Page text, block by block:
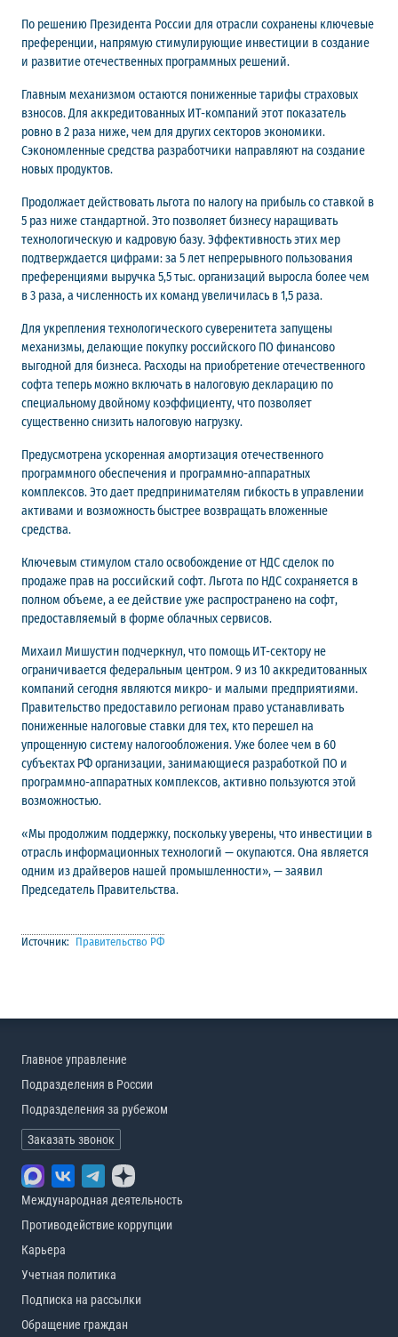
По решению Президента России для отрасли сохранены ключевые
преференции, напрямую стимулирующие инвестиции в создание
и развитие отечественных программных решений.
Главным механизмом остаются пониженные тарифы страховых
взносов. Для аккредитованных ИТ-компаний этот показатель
ровно в 2 раза ниже, чем для других секторов экономики.
Сэкономленные средства разработчики направляют на создание
новых продуктов.
Продолжает действовать льгота по налогу на прибыль со ставкой в
5 раз ниже стандартной. Это позволяет бизнесу наращивать
технологическую и кадровую базу. Эффективность этих мер
подтверждается цифрами: за 5 лет непрерывного пользования
преференциями выручка 5,5 тыс. организаций выросла более чем
в 3 раза, а численность их команд увеличилась в 1,5 раза.
Для укрепления технологического суверенитета запущены
механизмы, делающие покупку российского ПО финансово
выгодной для бизнеса. Расходы на приобретение отечественного
софта теперь можно включать в налоговую декларацию по
специальному двойному коэффициенту, что позволяет
существенно снизить налоговую нагрузку.
Предусмотрена ускоренная амортизация отечественного
программного обеспечения и программно-аппаратных
комплексов. Это дает предпринимателям гибкость в управлении
активами и возможность быстрее возвращать вложенные
средства.
Ключевым стимулом стало освобождение от НДС сделок по
продаже прав на российский софт. Льгота по НДС сохраняется в
полном объеме, а ее действие уже распространено на софт,
предоставляемый в форме облачных сервисов.
Михаил Мишустин подчеркнул, что помощь ИТ-сектору не
ограничивается федеральным центром. 9 из 10 аккредитованных
компаний сегодня являются микро- и малыми предприятиями.
Правительство предоставило регионам право устанавливать
пониженные налоговые ставки для тех, кто перешел на
упрощенную систему налогообложения. Уже более чем в 60
субъектах РФ организации, занимающиеся разработкой ПО и
программно-аппаратных комплексов, активно пользуются этой
возможностью.
«Мы продолжим поддержку, поскольку уверены, что инвестиции в
отрасль информационных технологий — окупаются. Она является
одним из драйверов нашей промышленности», — заявил
Председатель Правительства.
Источник: Правительство РФ
Главное управление
Подразделения в России
Подразделения за рубежом
Заказать звонок
Международная деятельность
Противодействие коррупции
Карьера
Учетная политика
Подписка на рассылки
Обращение граждан